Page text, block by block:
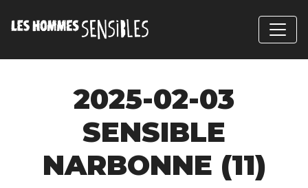
2025-02-03
SENSIBLE
NARBONNE (11)